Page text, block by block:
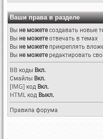
Ваши права в разделе
Вы не можетесоздавать новые
Вы не можетеотвечать в темах
Вы не можетеприкреплять
Вы не можетередактировать
BB коды Вкл.
Смайлы Вкл.
[IMG] код Вкл.
HTML код Выкл.
Правила форума